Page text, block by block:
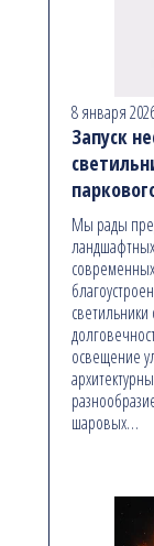
8 января
Запуск
Мы рады
освещение
шаровых…